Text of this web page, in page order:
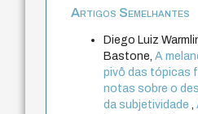
Artigos Semelhantes
Diego Luiz
Bastone,A
pivô das tópicas
notas sobre o
da subjetividade,